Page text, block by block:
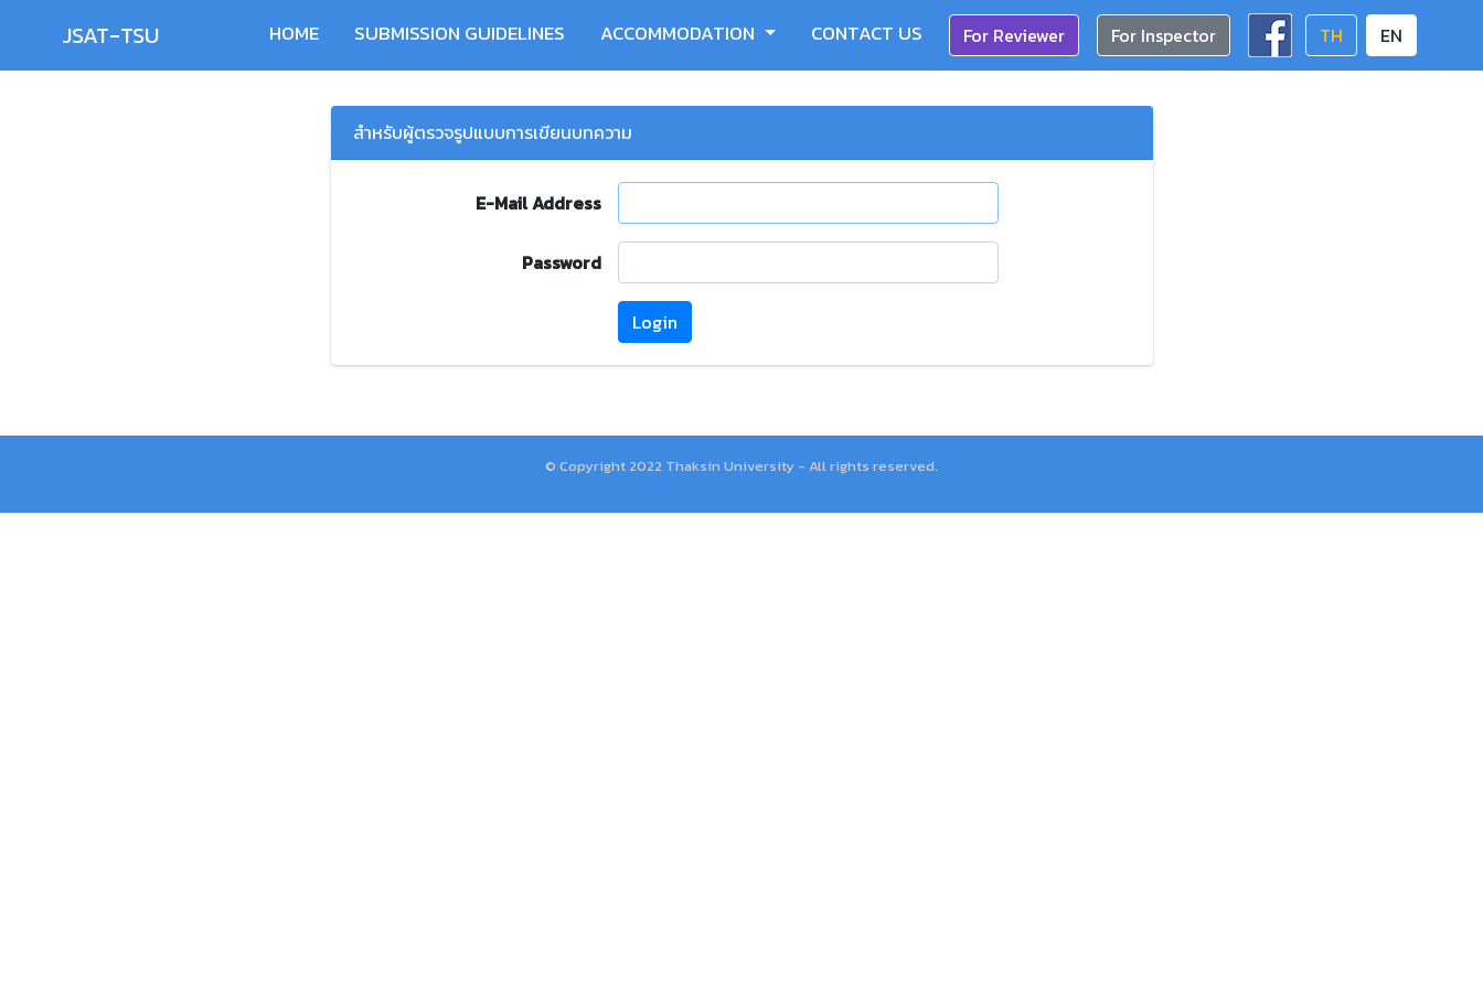
JSAT-TSU HOME SUBMISSION GUIDELINES ACCOMMODATION CONTACT US For Reviewer For Inspector TH EN
สำหรับผู้ตรวจรูปแบบการเขียนบทความ
E-Mail Address
Password
Login
© Copyright 2022 Thaksin University - All rights reserved.